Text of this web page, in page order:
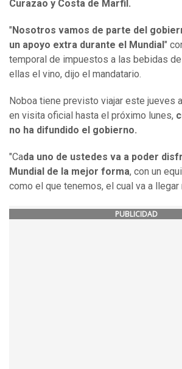
Curazao y Costa de Marfil.
" Nosotros vamos de parte del
un apoyo extra durante el Mundial "
temporal de impuestos a las bebidas
ellas el vino, dijo el mandatario.
Noboa tiene previsto viajar este jueves
en visita oficial hasta el próximo lunes,
no ha difundido el gobierno.
"Cada uno de ustedes va a poder
Mundial de la mejor forma, con un
como el que tenemos, el cual va a llegar
PUBLICIDAD